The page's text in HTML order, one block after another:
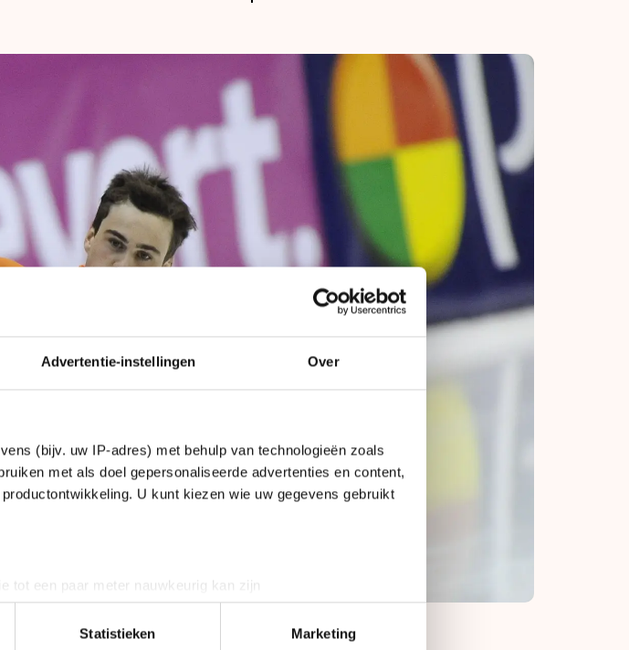
Advertentie-instellingen Over
(bijv. uw IP-adres) met behulp van technologieën zoals
met als doel gepersonaliseerde advertenties en content,
U kunt kiezen wie uw gegevens gebruikt
tot een paar meter nauwkeurig kan zijn
eigenschappen (fingerprinting)
en stel uw voorkeuren in het
detailgedeeltein. U kunt uw
Statistieken Marketing